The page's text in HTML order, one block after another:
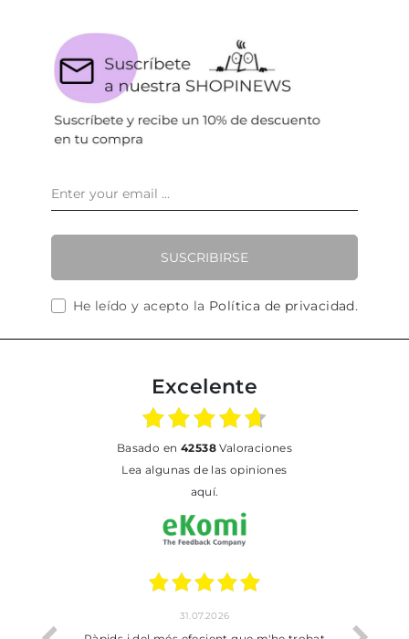
SUSCRIBIRSE
He leído y acepto la Política de privacidad.
Excelente
basado en 42538Valoraciones
Lea algunas de las opiniones
aquí.